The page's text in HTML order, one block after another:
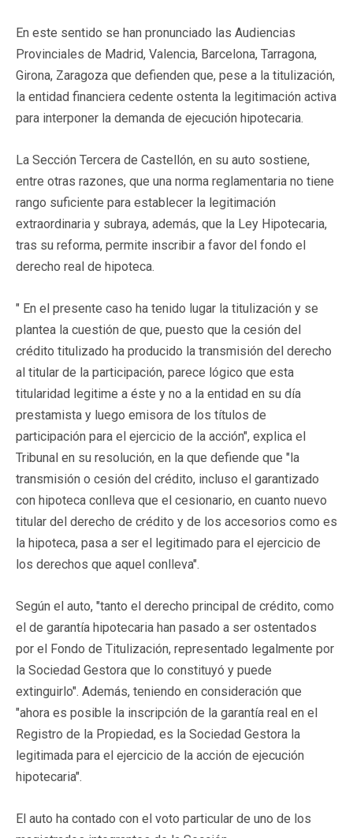
En este sentido se han pronunciado las Audiencias
Provinciales de Madrid, Valencia, Barcelona, Tarragona,
Girona, Zaragoza que defienden que, pese a la titulización,
la entidad financiera cedente ostenta la legitimación activa
para interponer la demanda de ejecución hipotecaria.
La Sección Tercera de Castellón, en su auto sostiene,
entre otras razones, que una norma reglamentaria no tiene
rango suficiente para establecer la legitimación
extraordinaria y subraya, además, que la Ley Hipotecaria,
tras su reforma, permite inscribir a favor del fondo el
derecho real de hipoteca.
" En el presente caso ha tenido lugar la titulización y se
plantea la cuestión de que, puesto que la cesión del
crédito titulizado ha producido la transmisión del derecho
al titular de la participación, parece lógico que esta
titularidad legitime a éste y no a la entidad en su día
prestamista y luego emisora de los títulos de
participación para el ejercicio de la acción", explica el
Tribunal en su resolución, en la que defiende que "la
transmisión o cesión del crédito, incluso el garantizado
con hipoteca conlleva que el cesionario, en cuanto nuevo
titular del derecho de crédito y de los accesorios como es
la hipoteca, pasa a ser el legitimado para el ejercicio de
los derechos que aquel conlleva".
Según el auto, "tanto el derecho principal de crédito, como
el de garantía hipotecaria han pasado a ser ostentados
por el Fondo de Titulización, representado legalmente por
la Sociedad Gestora que lo constituyó y puede
extinguirlo". Además, teniendo en consideración que
"ahora es posible la inscripción de la garantía real en el
Registro de la Propiedad, es la Sociedad Gestora la
legitimada para el ejercicio de la acción de ejecución
hipotecaria".
El auto ha contado con el voto particular de uno de los